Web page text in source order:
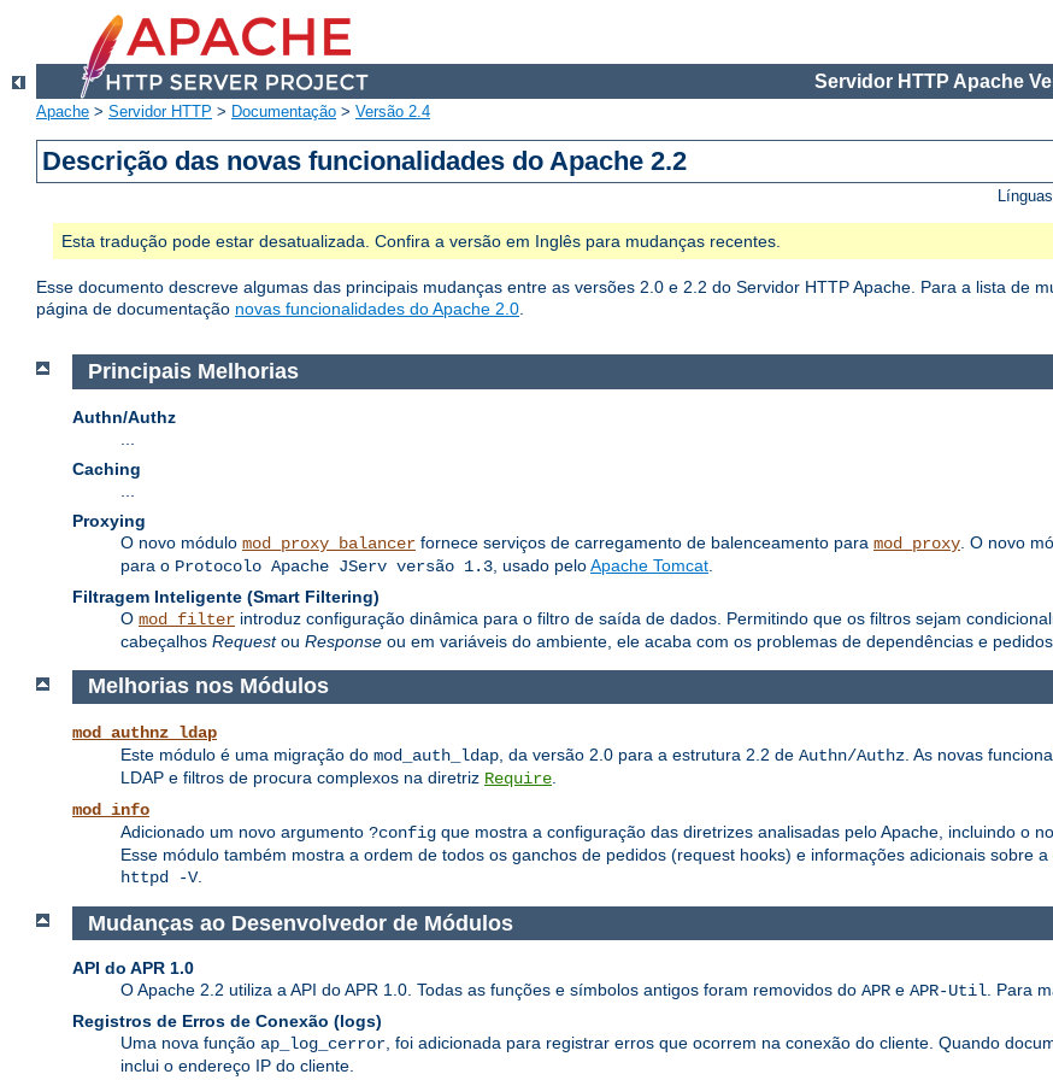
Servidor HTTP Apache
Apache > Servidor HTTP > Documentação > Versão 2.4
Descrição das novas funcionalidades do Apache 2.2
Esta tradução pode estar desatualizada. Confira a versão em Inglês para mudanças recentes.
Esse documento descreve algumas das principais mudanças entre as versões 2.0 e 2.2 do Servidor HTTP Apache. Para a lista de
página de documentação novas funcionalidades do Apache 2.0.
Principais Melhorias
Authn/Authz
Caching
Proxying
O novo módulo mod_proxy_balancer fornece serviços de carregamento de balenceamento para mod_proxy . O novo
para o Protocolo Apache JServ versão 1.3 , usado peloApache Tomcat
Filtragem Inteligente (Smart Filtering)
O mod_filter introduz configuração dinâmica para o filtro de saída de dados. Permitindo que os filtros sejam
cabeçalhos Requestou Response ou em variáveis do ambiente, ele acaba com os problemas de dependências e
Melhorias nos Módulos
mod_authnz_ldap
Este módulo é uma migração do mod_auth_ldap , da versão 2.0 para a estrutura 2.2 de Authn/Authz . As novas
LDAP e filtros de procura complexos na diretriz Require
mod_info
Adicionado um novo argumento ?config que mostra a configuração das diretrizes analisadas pelo Apache, incluindo o
Esse módulo também mostra a ordem de todos os ganchos de pedidos (request hooks) e informações adicionais sobre
httpd -V.
Mudanças ao Desenvolvedor de Módulos
API do APR 1.0
O Apache 2.2 utiliza a API do APR 1.0. Todas as funções e símbolos antigos foram removidos do APR e APR-Util. Para
Registros de Erros de Conexão (logs)
Uma nova função ap_log_cerror, foi adicionada para registrar erros que ocorrem na conexão do cliente. Quando
inclui o endereço IP do cliente.